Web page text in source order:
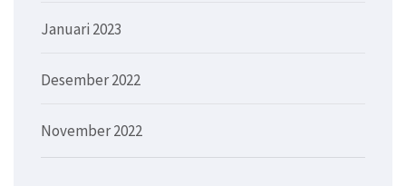
Januari 2023
Desember 2022
November 2022